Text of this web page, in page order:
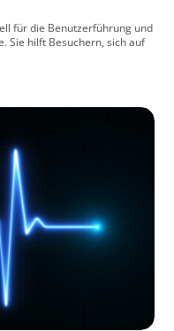
für die Benutzerführung und
Sie hilft Besuchern, sich auf